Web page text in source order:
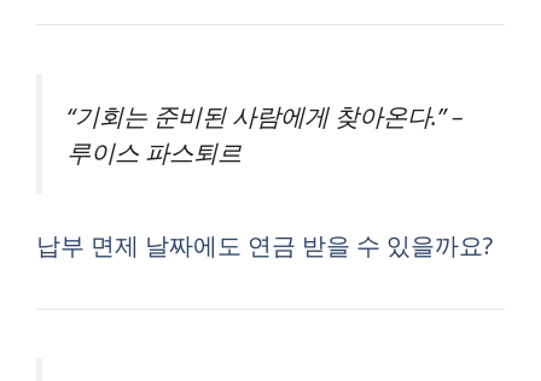
“기회는 준비된 사람에게 찾아온다.” –
루이스 파스퇴르
납부 면제 날짜에도 연금 받을 수 있을까요?